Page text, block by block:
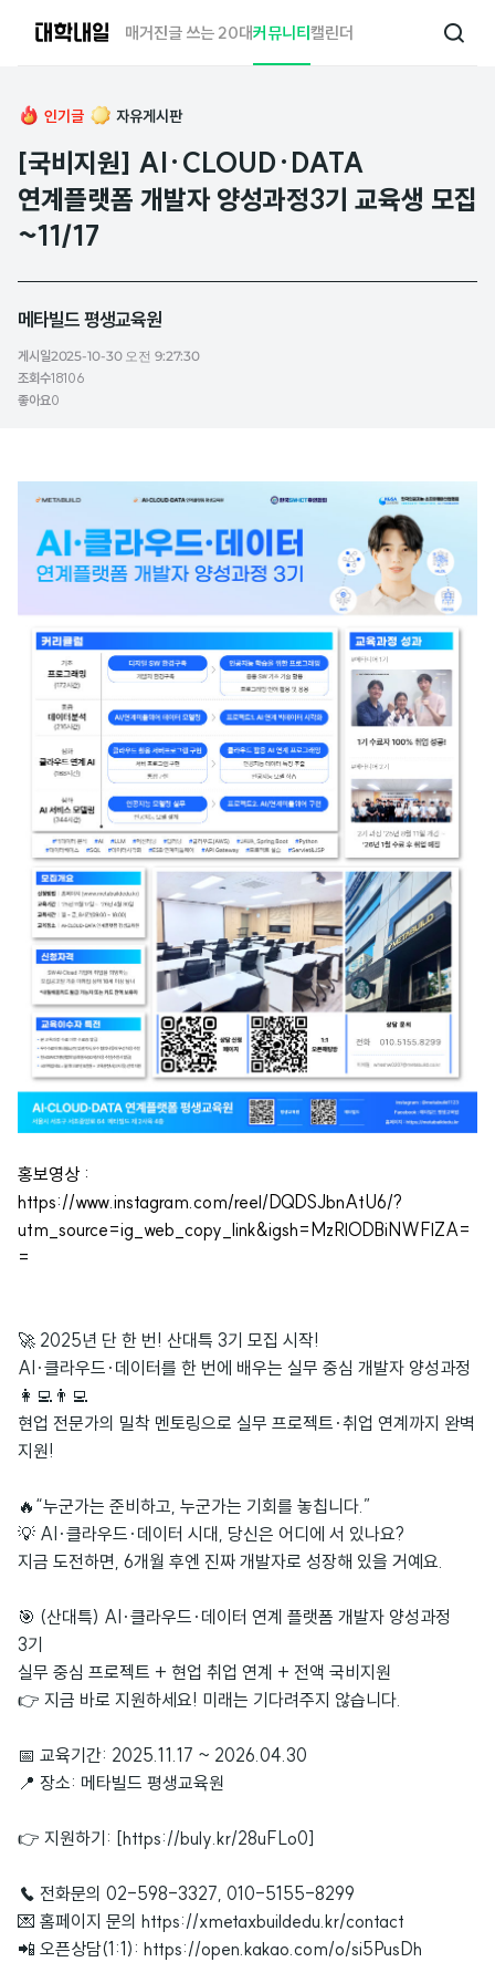
매거진글 쓰는 20대커뮤니티캘린더
검
인기글 자유게시판
[국비지원] AI·CLOUD·DATA
연계플랫폼 개발자 양성과정3기 교육생 모집
~11/17
메타빌드 평생교육원
게시일2025-10-30 오전 9:27:30
조회수18106
좋아요0
홍보영상 :
https://www.instagram.com/reel/DQDSJbnAtU6/?
utm_source=ig_web_copy_link&igsh=MzRlODBiNWFlZA=
=
🚀 2025년 단 한 번! 산대특 3기 모집 시작!
AI·클라우드·데이터를 한 번에 배우는 실무 중심 개발자 양성과정
👩‍💻👨‍💻
현업 전문가의 밀착 멘토링으로 실무 프로젝트·취업 연계까지 완벽
지원!
🔥“누군가는 준비하고, 누군가는 기회를 놓칩니다.”
💡 AI·클라우드·데이터 시대, 당신은 어디에 서 있나요?
지금 도전하면, 6개월 후엔 진짜 개발자로 성장해 있을 거예요.
🎯 (산대특) AI·클라우드·데이터 연계 플랫폼 개발자 양성과정
3기
실무 중심 프로젝트 + 현업 취업 연계 + 전액 국비지원
👉 지금 바로 지원하세요! 미래는 기다려주지 않습니다.
📅 교육기간: 2025.11.17 ~ 2026.04.30
📍 장소: 메타빌드 평생교육원
👉 지원하기: [https://buly.kr/28uFLo0]
☎ 전화문의 02-598-3327, 010-5155-8299
💌 홈페이지 문의 https://xmetaxbuildedu.kr/contact
📲 오픈상담(1:1): https://open.kakao.com/o/si5PusDh